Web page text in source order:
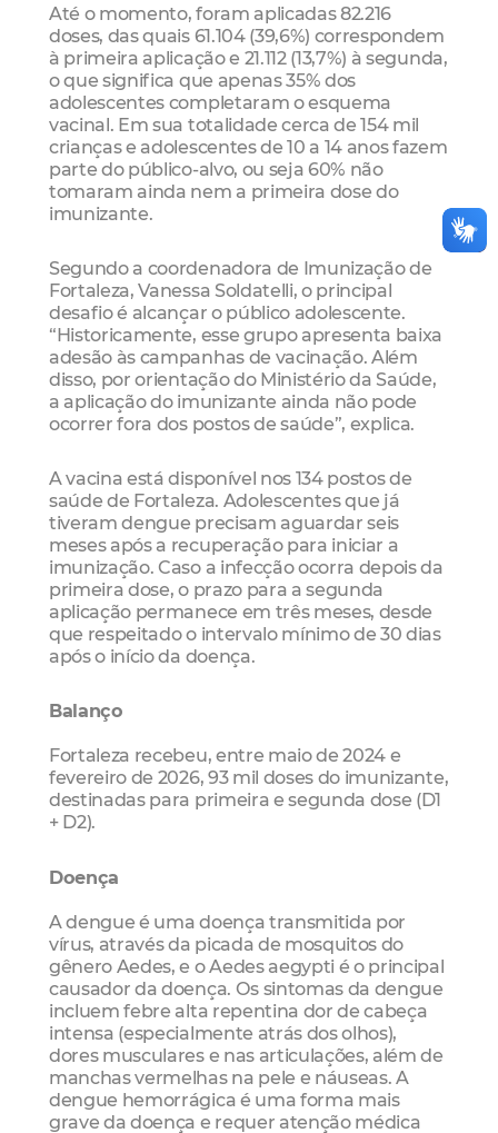
Até o momento, foram aplicadas 82.216
doses, das quais 61.104 (39,6%) correspondem
à primeira aplicação e 21.112 (13,7%) à segunda,
o que significa que apenas 35% dos
adolescentes completaram o esquema
vacinal. Em sua totalidade cerca de 154 mil
crianças e adolescentes de 10 a 14 anos fazem
parte do público-alvo, ou seja 60% não
tomaram ainda nem a primeira dose do
imunizante.
Segundo a coordenadora de Imunização de
Fortaleza, Vanessa Soldatelli, o principal
desafio é alcançar o público adolescente.
“Historicamente, esse grupo apresenta baixa
adesão às campanhas de vacinação. Além
disso, por orientação do Ministério da Saúde,
a aplicação do imunizante ainda não pode
ocorrer fora dos postos de saúde”, explica.
A vacina está disponível nos 134 postos de
saúde de Fortaleza. Adolescentes que já
tiveram dengue precisam aguardar seis
meses após a recuperação para iniciar a
imunização. Caso a infecção ocorra depois da
primeira dose, o prazo para a segunda
aplicação permanece em três meses, desde
que respeitado o intervalo mínimo de 30 dias
após o início da doença.
Balanço
Fortaleza recebeu, entre maio de 2024 e
fevereiro de 2026, 93 mil doses do imunizante,
destinadas para primeira e segunda dose (D1
+ D2).
Doença
A dengue é uma doença transmitida por
vírus, através da picada de mosquitos do
gênero Aedes, e o Aedes aegypti é o principal
causador da doença. Os sintomas da dengue
incluem febre alta repentina dor de cabeça
intensa (especialmente atrás dos olhos),
dores musculares e nas articulações, além de
manchas vermelhas na pele e náuseas. A
dengue hemorrágica é uma forma mais
grave da doença e requer atenção médica